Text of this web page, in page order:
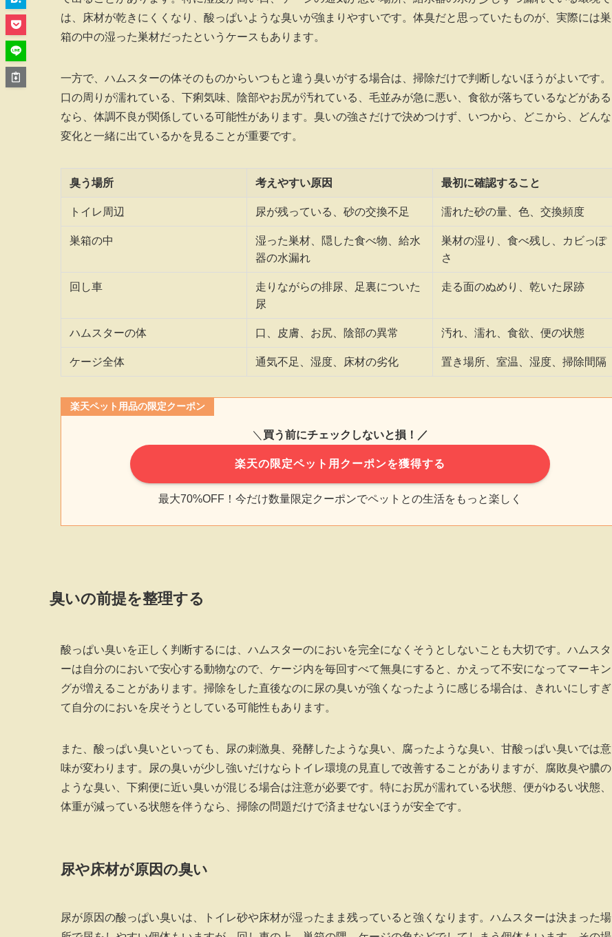
は、床材が乾きにくくなり、酸っぱいような臭いが強まりやすいです。体臭だと思っていたものが、実際には巣
箱の中の湿った巣材だったというケースもあります。
一方で、ハムスターの体そのものからいつもと違う臭いがする場合は、掃除だけで判断しないほうがよいです。
口の周りが濡れている、下痢気味、陰部やお尻が汚れている、毛並みが急に悪い、食欲が落ちているなどがある
なら、体調不良が関係している可能性があります。臭いの強さだけで決めつけず、いつから、どこから、どんな
変化と一緒に出ているかを見ることが重要です。
臭う場所 考えやすい原因 最初に確認すること
トイレ周辺 尿が残っている、砂の交換不足 濡れた砂の量、色、交換頻度
巣箱の中
湿った巣材、隠した食べ物、給水
器の水漏れ
巣材の湿り、食べ残し、カビっぽ
さ
回し車
走りながらの排尿、足裏についた
尿
走る面のぬめり、乾いた尿跡
ハムスターの体 口、皮膚、お尻、陰部の異常 汚れ、濡れ、食欲、便の状態
ケージ全体 通気不足、湿度、床材の劣化 置き場所、室温、湿度、掃除間隔
楽天ペット用品の限定クーポン
＼ 買う前にチェックしないと損！／
楽天の限定ペット用クーポンを獲得する
最大70%OFF！今だけ数量限定クーポンでペットとの生活をもっと楽しく
臭いの前提を整理する
酸っぱい臭いを正しく判断するには、ハムスターのにおいを完全になくそうとしないことも大切です。ハムスタ
ーは自分のにおいで安心する動物なので、ケージ内を毎回すべて無臭にすると、かえって不安になってマーキン
グが増えることがあります。掃除をした直後なのに尿の臭いが強くなったように感じる場合は、きれいにしすぎ
て自分のにおいを戻そうとしている可能性もあります。
また、酸っぱい臭いといっても、尿の刺激臭、発酵したような臭い、腐ったような臭い、甘酸っぱい臭いでは意
味が変わります。尿の臭いが少し強いだけならトイレ環境の見直しで改善することがありますが、腐敗臭や膿の
ような臭い、下痢便に近い臭いが混じる場合は注意が必要です。特にお尻が濡れている状態、便がゆるい状態、
体重が減っている状態を伴うなら、掃除の問題だけで済ませないほうが安全です。
尿や床材が原因の臭い
尿が原因の酸っぱい臭いは、トイレ砂や床材が湿ったまま残っていると強くなります。ハムスターは決まった場